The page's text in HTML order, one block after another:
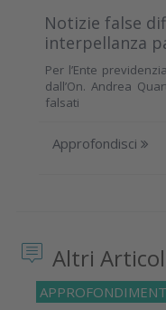
Notizie false
interpellanza
Per l’Ente
dall’On. Andrea
falsati
Approfondisci
Altri